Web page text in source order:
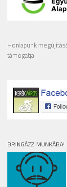
Honlapunk
támogatja
BRINGÁZZ MUNKÁBA!